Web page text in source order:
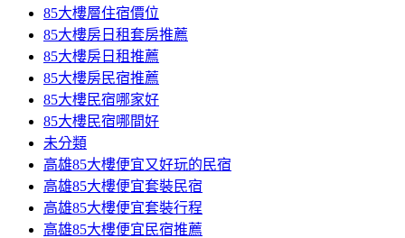
85大樓層住宿價位
85大樓房日租套房推薦
85大樓房日租推薦
85大樓房民宿推薦
85大樓民宿哪家好
85大樓民宿哪間好
未分類
高雄85大樓便宜又好玩的民宿
高雄85大樓便宜套裝民宿
高雄85大樓便宜套裝行程
高雄85大樓便宜民宿推薦